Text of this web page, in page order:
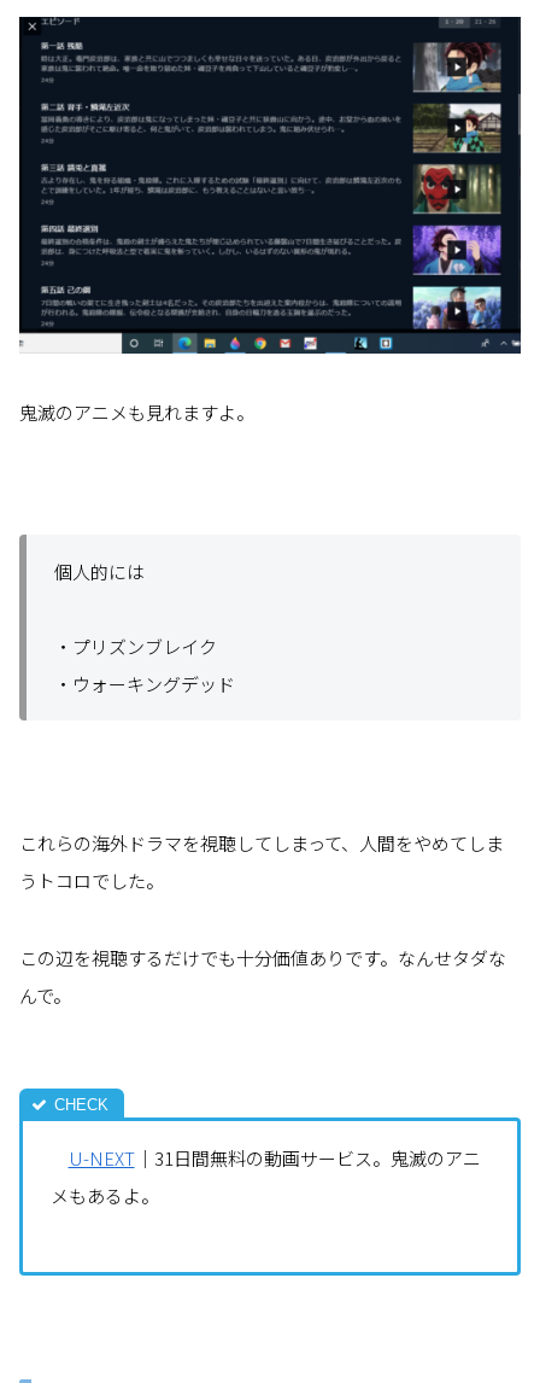
鬼滅のアニメも見れますよ。
個人的には
・プリズンブレイク
・ウォーキングデッド
これらの海外ドラマを視聴してしまって、人間をやめてしま
うトコロでした。
この辺を視聴するだけでも十分価値ありです。なんせタダな
んで。
U-NEXT ｜31日間無料の動画サービス。鬼滅のアニ
メもあるよ。